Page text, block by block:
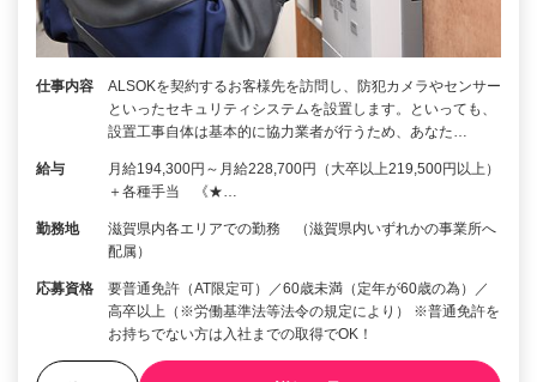
仕事内容
ALSOKを契約するお客様先を訪問し、防犯カメラやセンサー
といったセキュリティシステムを設置します。といっても、
設置工事自体は基本的に協力業者が行うため、あなた…
給与
月給194,300円～月給228,700円（大卒以上219,500円以上）
＋各種手当 《★…
勤務地
滋賀県内各エリアでの勤務 （滋賀県内いずれかの事業所へ
配属）
応募資格
要普通免許（AT限定可）／60歳未満（定年が60歳の為）／
高卒以上（※労働基準法等法令の規定により） ※普通免許を
お持ちでない方は入社までの取得でOK！